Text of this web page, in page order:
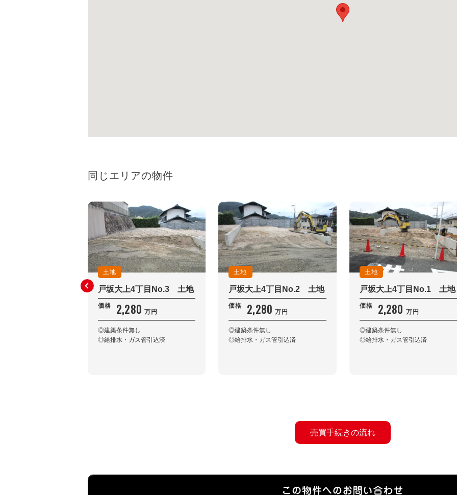
同じエリアの物件
土地
戸坂大上4丁目No.3 土地
価格 2,280 万円
◎建築条件無し
◎給排水・ガス管引込済
土地
戸坂大上4丁目No.2 土地
価格 2,280 万円
◎建築条件無し
◎給排水・ガス管引込済
土地
戸坂大上4丁目No.1 土地
価格 2,280 万円
◎建築条件無し
◎給排水・ガス管引込済
売買手続きの流れ